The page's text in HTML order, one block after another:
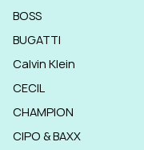
BOSS
BUGATTI
Calvin Klein
CECIL
CHAMPION
CIPO & BAXX